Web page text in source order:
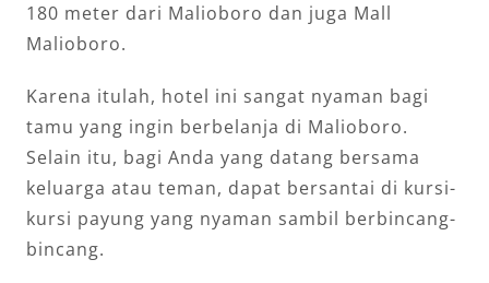
180 meter dari Malioboro dan juga Mall
Malioboro.
Karena itulah, hotel ini sangat nyaman bagi
tamu yang ingin berbelanja di Malioboro.
Selain itu, bagi Anda yang datang bersama
keluarga atau teman, dapat bersantai di kursi-
kursi payung yang nyaman sambil berbincang-
bincang.